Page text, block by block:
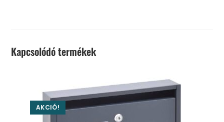
Kapcsolódó termékek
AKCIÓ!